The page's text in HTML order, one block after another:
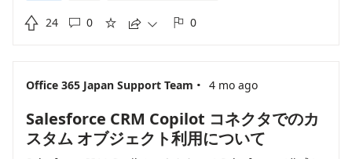
 24  0     0
Office 365 Japan Support Team · 4 mo ago
Salesforce CRM Copilot コネクタでのカ
スタム オブジェクト利用について